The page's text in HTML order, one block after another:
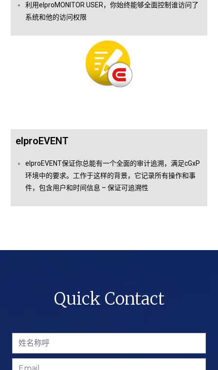
利用elproMONITOR USER，你始终能够全面控制谁访问了
系统和他的访问权限
elproEVENT
elproEVENT保证你总能有一个全面的审计追溯，满足cGxP
环境中的要求。工作于这样的背景，它记录所有操作和事
件，包含用户和时间信息 – 保证可追溯性
Quick Contact